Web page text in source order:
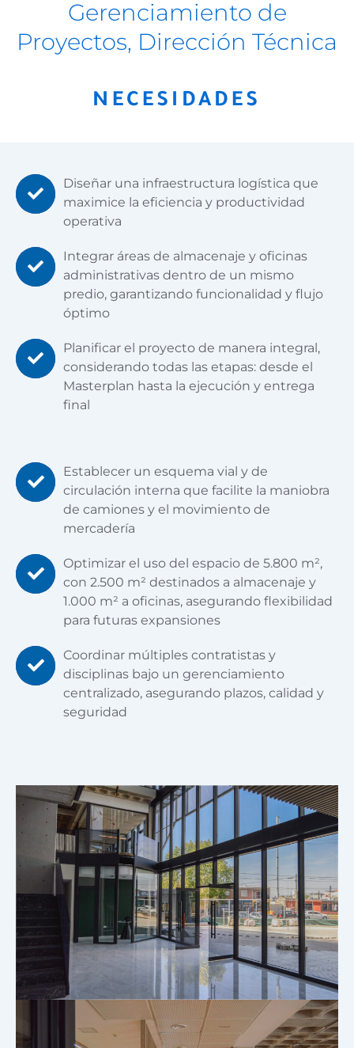
Gerenciamiento de
Proyectos, Dirección Técnica
NECESIDADES
Diseñar una infraestructura logística que
maximice la eficiencia y productividad
operativa
Integrar áreas de almacenaje y oficinas
administrativas dentro de un mismo
predio, garantizando funcionalidad y flujo
óptimo
Planificar el proyecto de manera integral,
considerando todas las etapas: desde el
Masterplan hasta la ejecución y entrega
final
Establecer un esquema vial y de
circulación interna que facilite la maniobra
de camiones y el movimiento de
mercadería
Optimizar el uso del espacio de 5.800 m²,
con 2.500 m² destinados a almacenaje y
1.000 m² a oficinas, asegurando flexibilidad
para futuras expansiones
Coordinar múltiples contratistas y
disciplinas bajo un gerenciamiento
centralizado, asegurando plazos, calidad y
seguridad